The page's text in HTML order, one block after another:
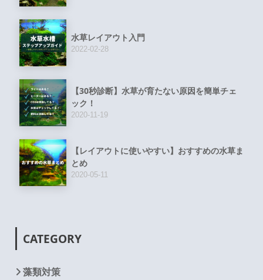
水草レイアウト入門
2022-02-28
【30秒診断】水草が育たない原因を簡単チェ
ック！
2020-11-19
【レイアウトに使いやすい】おすすめの水草ま
とめ
2020-05-11
CATEGORY
藻類対策